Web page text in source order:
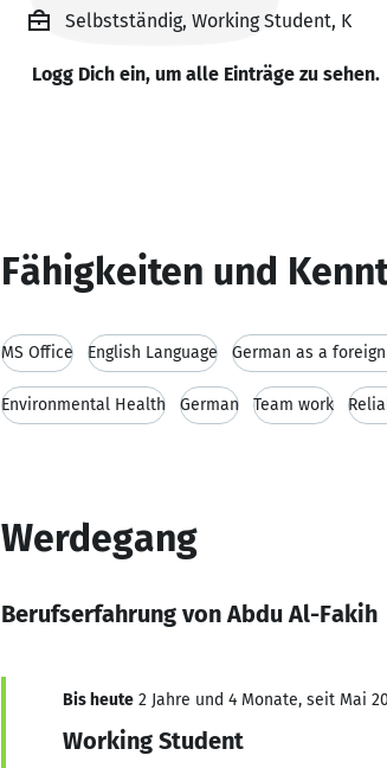
Selbstständig, Working Student, K
Logg Dich ein, um alle Einträge zu sehen.
Fähigkeiten und
MS Office English Language German as a
Environmental Health German Team work
Werdegang
Berufserfahrung von Abdu Al-Fakih
Bis heute 2 Jahre und 4 Monate, seit Mai
Working Student